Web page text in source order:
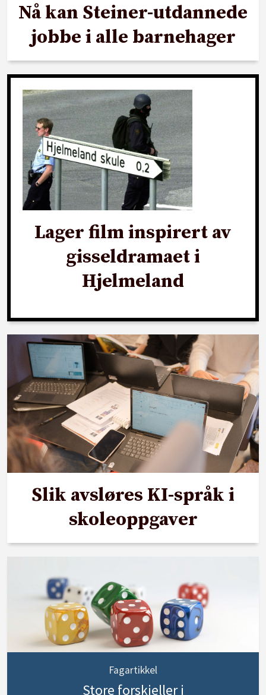
Nå kan Steiner-utdannede
jobbe i alle barnehager
Lager film inspirert av
gisseldramaet i
Hjelmeland
Slik avsløres KI-språk i
skoleoppgaver
Fagartikkel
Store forskjeller i